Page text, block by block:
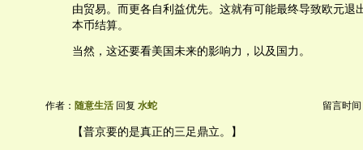
由贸易。而更各自利益优先。这就有可能最终导致欧元退
本币结算。
当然，这还要看美国未来的影响力，以及国力。
作者： 随意生活 回复 水蛇 留言时间
【普京要的是真正的三足鼎立。】